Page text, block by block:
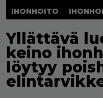
IHONHOITO
Yllättävä
keino
löytyy